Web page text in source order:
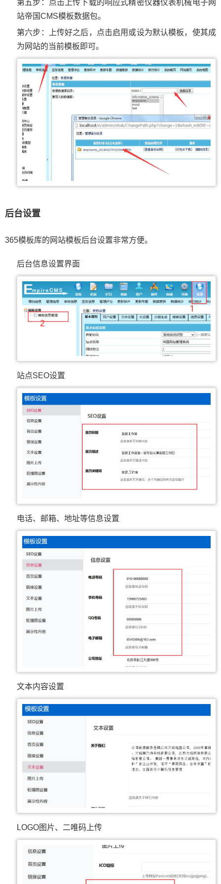
第五步：点击上传下载的响应式精密仪器仪表机械电子网
站帝国CMS模板数据包。
第六步：上传好之后，点击启用或设为默认模板，使其成
为网站的当前模板即可。
后台设置
365模板库的网站模板后台设置非常方便。
后台信息设置界面
站点SEO设置
电话、邮箱、地址等信息设置
文本内容设置
LOGO图片、二唯码上传